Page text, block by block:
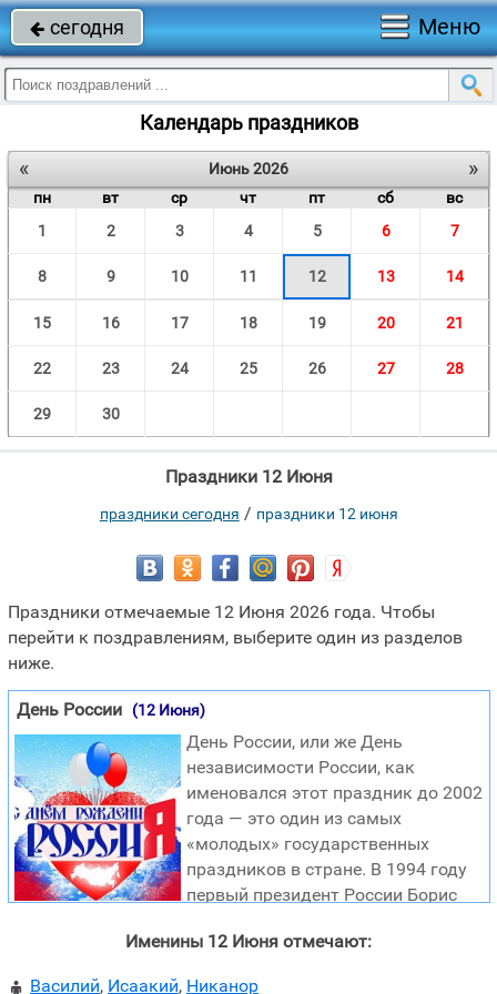
 сегодня Меню
Календарь праздников
« »
Июнь 2026
пн
вт ср чт пт сб
вс
1
2 3 4 5 6 7
8 9 10 11 12 13 14
15 16 17 18 19 20 21
22 23 24 25 26 27 28
29 30
Праздники 12 Июня
праздники сегодня / праздники 12 июня
Праздники отмечаемые 12 Июня 2026 года. Чтобы
перейти к поздравлениям, выберите один из разделов
ниже.
День России (12 Июня)
День России, или же День
независимости России, как
именовался этот праздник до 2002
года — это один из самых
«молодых» государственных
праздников в стране. В 1994 году
первый президент России Борис
значение — День принятия декларации о
Именины 12 Июня отмечают:
 Василий, Исаакий, Никанор